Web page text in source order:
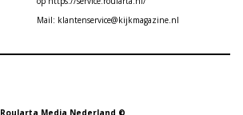
Mail: klantenservice@kijkmagazine.nl
Roularta Media Nederland ©